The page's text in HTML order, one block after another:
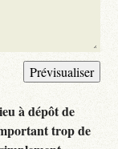
à dépôt de
trop de